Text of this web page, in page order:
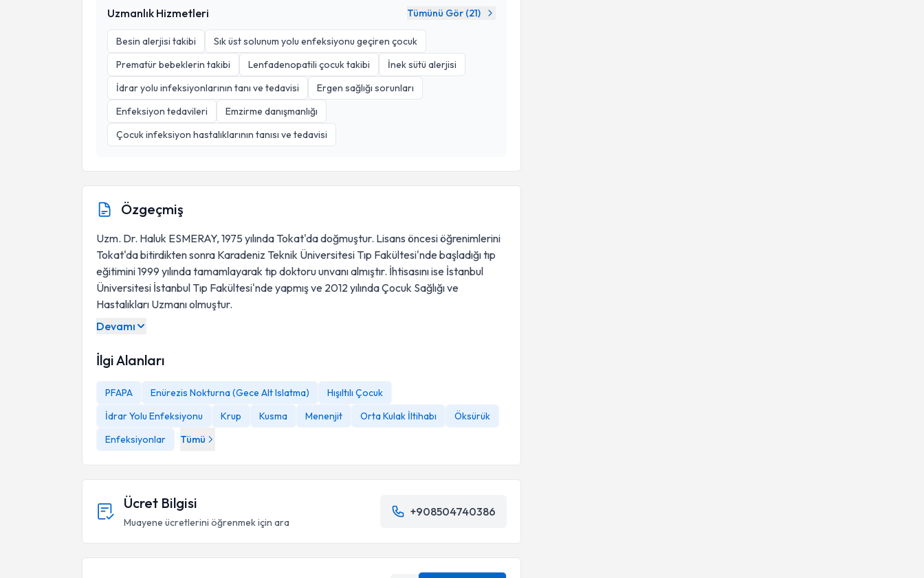
Uzmanlık Hizmetleri Tümünü Gör (21)
Besin alerjisi takibi
Sık üst solunum yolu enfeksiyonu geçiren çocuk
Prematür bebeklerin takibi
Lenfadenopatili çocuk takibi
İnek sütü alerjisi
İdrar yolu infeksiyonlarının tanı ve tedavisi
Ergen sağlığı sorunları
Enfeksiyon tedavileri
Emzirme danışmanlığı
Çocuk infeksiyon hastalıklarının tanısı ve tedavisi
Özgeçmiş
Uzm. Dr. Haluk ESMERAY, 1975 yılında Tokat'da doğmuştur. Lisans öncesi öğrenimlerini
Tokat'da bitirdikten sonra Karadeniz Teknik Üniversitesi Tıp Fakültesi'nde başladığı tıp
eğitimini 1999 yılında tamamlayarak tıp doktoru unvanı almıştır. İhtisasını ise İstanbul
Üniversitesi İstanbul Tıp Fakültesi'nde yapmış ve 2012 yılında Çocuk Sağlığı ve
Hastalıkları Uzmanı olmuştur.
Devamı
İlgi Alanları
PFAPA Enürezis Nokturna (Gece Alt Islatma)
Hışıltılı Çocuk
İdrar Yolu Enfeksiyonu
Krup Kusma Menenjit Orta Kulak İltihabı
Öksürük
Enfeksiyonlar
Tümü
Ücret Bilgisi
Muayene ücretlerini öğrenmek için ara
+908504740386